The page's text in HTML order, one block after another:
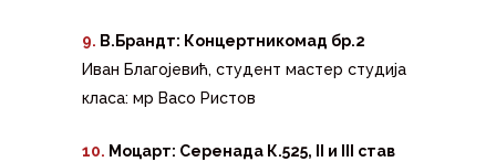
9. В.Брандт: Концертникомад бр.2
Иван Благојевић, студент мастер студија
класа: мр Васо Ристов
10. Моцарт: Серенада К.525, II и III став